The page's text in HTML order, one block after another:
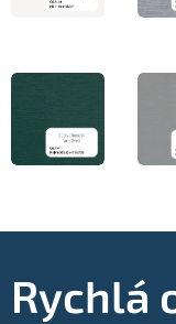
Rychlá